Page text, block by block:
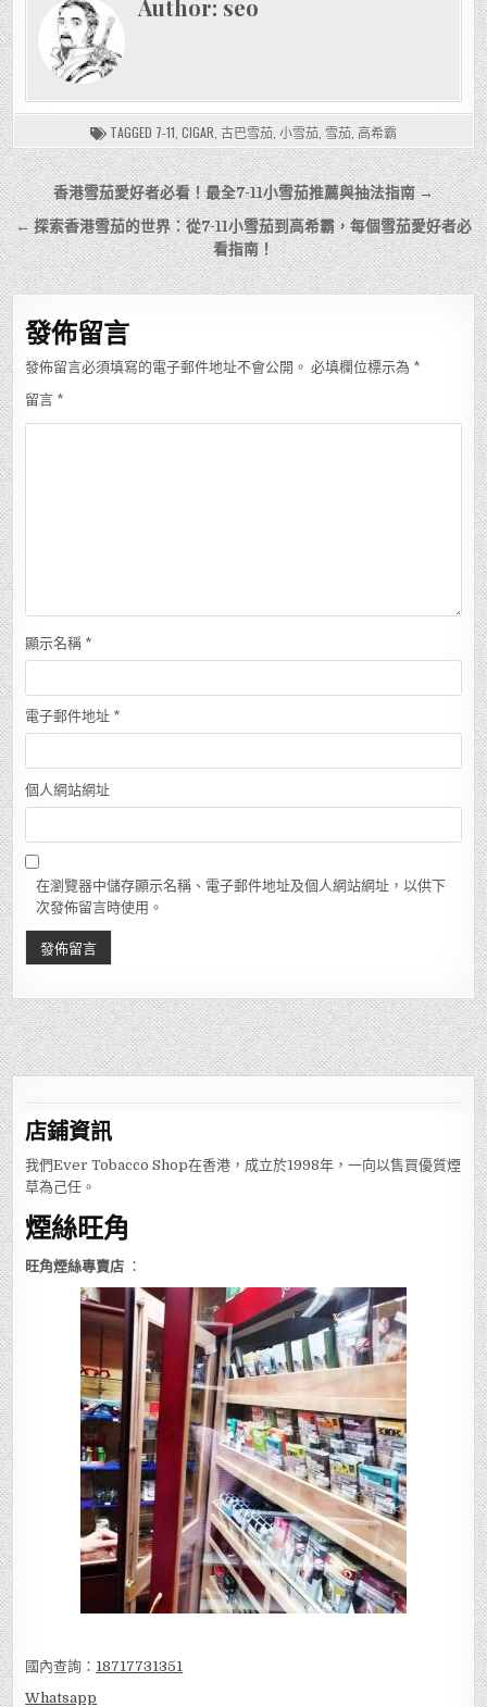
Author: seo
TAGGED 7-11 CIGAR 古巴雪茄 小雪茄 雪茄 高希霸
文
章
導
覽
香港雪茄愛好者必看！最全7-11小雪茄推薦與抽法指南 →
← 探索香港雪茄的世界：從7-11小雪茄到高希霸，每個雪茄愛好者必
看指南！
發佈留言
發佈留言必須填寫的電子郵件地址不會公開。 必填欄位標示為 *
留言 *
顯示名稱 *
電子郵件地址 *
個人網站網址
在瀏覽器中儲存顯示名稱、電子郵件地址及個人網站網址，以供下
次發佈留言時使用。
店鋪資訊
我們Ever Tobacco Shop在香港，成立於1998年，一向以售買優質煙
草為己任。
煙絲旺角
旺角煙絲專賣店 ：
國內查詢： 18717731351
Whatsapp